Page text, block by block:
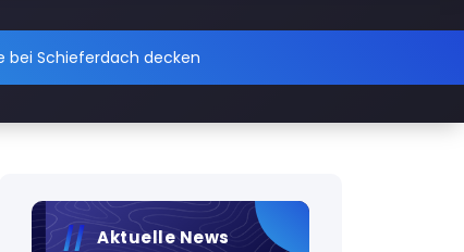
bei Schieferdach decken
Aktuelle News